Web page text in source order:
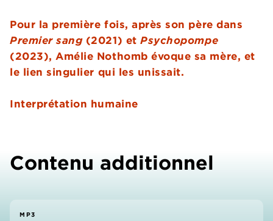
Pour la première fois, après son père dans
Premier sang (2021) etPsychopompe
(2023), Amélie Nothomb évoque sa mère, et
le lien singulier qui les unissait.
Interprétation humaine
Contenu additionnel
MP3